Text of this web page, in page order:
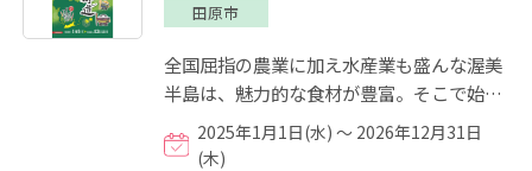
田原市
全国屈指の農業に加え水産業も盛んな渥美
半島は、魅力的な食材が豊富。そこで始ま
ったのが「渥美半島どんぶり街道」。各店
が「地元渥美半島の食材...
2025年1月1日(水) ～ 2026年12月31日
(木)